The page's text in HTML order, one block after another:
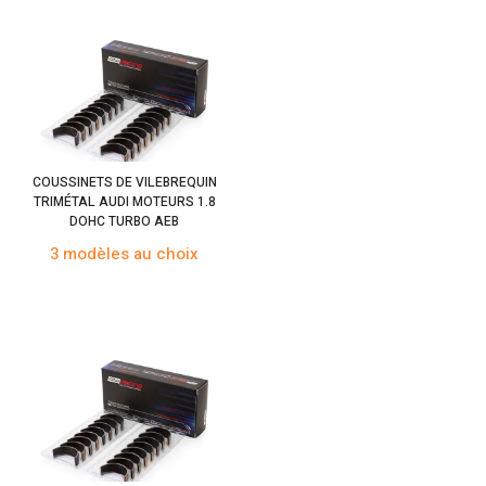
COUSSINETS DE VILEBREQUIN
TRIMÉTAL AUDI MOTEURS 1.8
DOHC TURBO AEB
3 modèles au choix